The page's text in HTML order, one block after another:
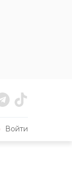
Войти